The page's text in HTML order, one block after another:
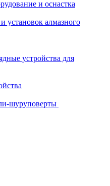
и оснастка
установок алмазного
устройства для
шуруповерты